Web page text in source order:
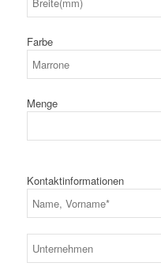
Farbe
Menge
Kontaktinformationen